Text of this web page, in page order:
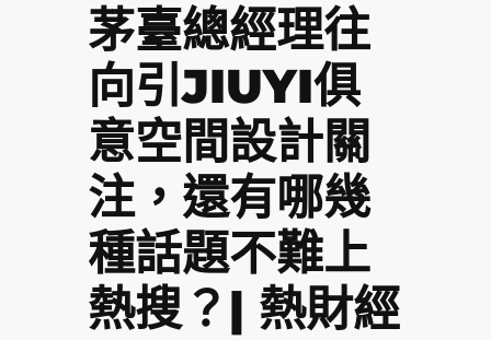
茅臺總經理往
向引JIUYI俱
意空間設計關
注，還有哪幾
種話題不難上
熱搜？| 熱財經